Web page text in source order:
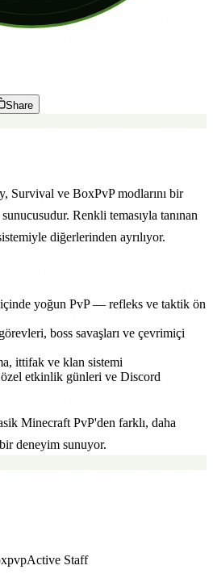
Share
Survival ve BoxPvP modlarını bir
Renkli temasıyla tanınan
diğerlerinden ayrılıyor.
içinde yoğun PvP — refleks ve taktik ön
boss savaşları ve çevrimiçi
ittifak ve klan sistemi
etkinlik günleri ve Discord
Minecraft PvP'den farklı, daha
deneyim sunuyor.
Active Staff